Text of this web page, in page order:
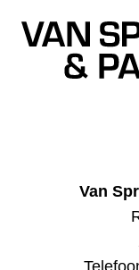
Van Spronsen &
Van